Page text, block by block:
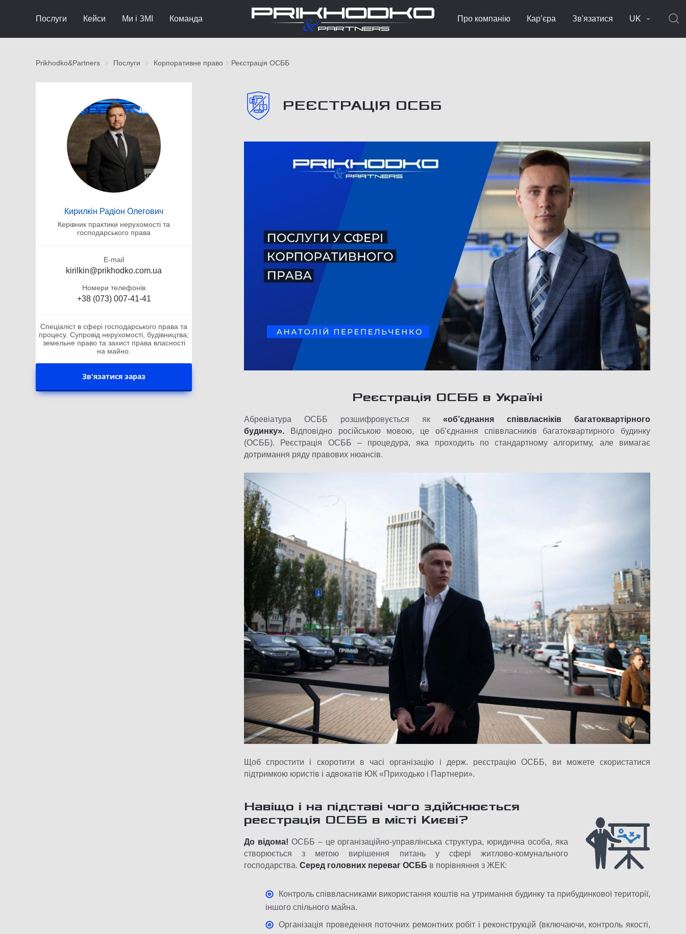
Послуги Кейси Ми і ЗМІ Команда Про компанію Кар’єра Зв'язатися UK
Prikhodko&Partners Послуги Корпоративне право Реєстрація ОСББ
Кирилкін Радіон Олегович
Керівник практики нерухомості та
господарського права
E-mail
kirilkin@prikhodko.com.ua
Номери телефонів
+38 (073) 007-41-41
Спеціаліст в сфері господарського права та
процесу. Супровід нерухомості, будівництва;
земельне право та захист права власності
на майно.
Зв'язатися зараз
РЕЄСТРАЦІЯ ОСББ
Реєстрація ОСББ в Україні
Абревіатура ОСББ розшифровується як «об’єднання співвласніків багатоквартірного
будинку». Відповідно російською мовою, це об’єднання співвласників багатоквартирного будинку
(ОСББ). Реєстрація ОСББ – процедура, яка проходить по стандартному алгоритму, але вимагає
дотримання ряду правових нюансів.
Щоб спростити і скоротити в часі організацію і держ. реєстрацію ОСББ, ви можете скористатися
підтримкою юристів і адвокатів ЮК «Приходько і Партнери».
Навіщо і на підставі чого здійснюється
реєстрація ОСББ в місті Києві?
До відома! ОСББ – це організаційно-управлінська структура, юридична особа, яка
створюється з метою вирішення питань у сфері житлово-комунального
господарства. Серед головних переваг ОСББ в порівняння з ЖЕК:
Контроль співвласниками використання коштів на утримання будинку та прибудинкової території,
іншого спільного майна.
Організація проведення поточних ремонтних робіт і реконструкцій (включаючи, контроль якості,